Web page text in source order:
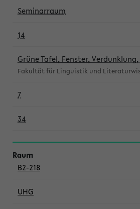
Seminarraum
14
Grüne Tafel, Fenster,
Fakultät für Linguistik und
7
34
B2-218
UHG